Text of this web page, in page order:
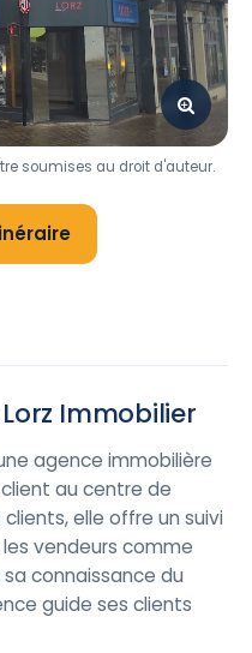
soumises au droit d'auteur.
Immobilier
agence immobilière
au centre de
elle offre un suivi
vendeurs comme
connaissance du
guide ses clients